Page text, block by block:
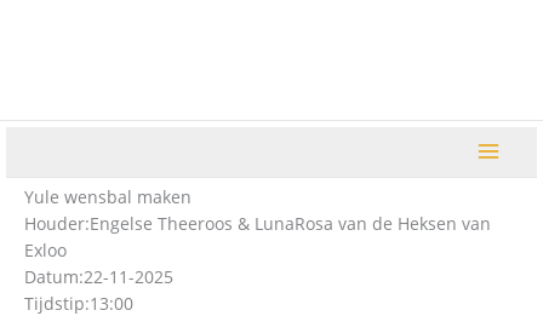
Yule wensbal maken
Houder:Engelse Theeroos & LunaRosa van de Heksen van
Exloo
Datum:22-11-2025
Tijdstip:13:00